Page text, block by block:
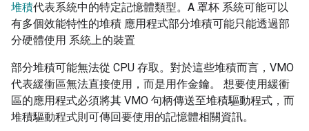
堆積代表系統中的特定記憶體類型。A 罩杯 系統可能可以
有多個效能特性的堆積 應用程式部分堆積可能只能透過部
分硬體使用 系統上的裝置
部分堆積可能無法從 CPU 存取。對於這些堆積而言，VMO
代表緩衝區無法直接使用，而是用作金鑰。 想要使用緩衝
區的應用程式必須將其 VMO 句柄傳送至堆積驅動程式，而
堆積驅動程式則可傳回要使用的記憶體相關資訊。